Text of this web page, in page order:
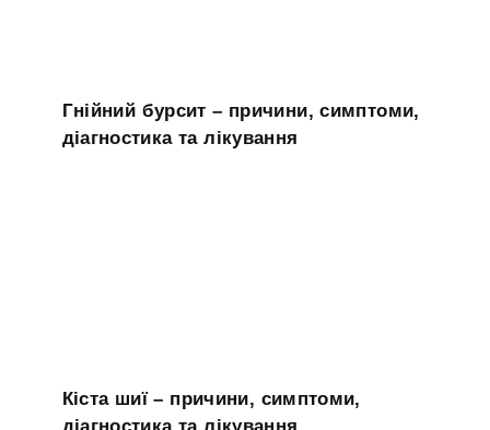
Гнійний бурсит – причини, симптоми,
діагностика та лікування
Кіста шиї – причини, симптоми,
діагностика та лікування